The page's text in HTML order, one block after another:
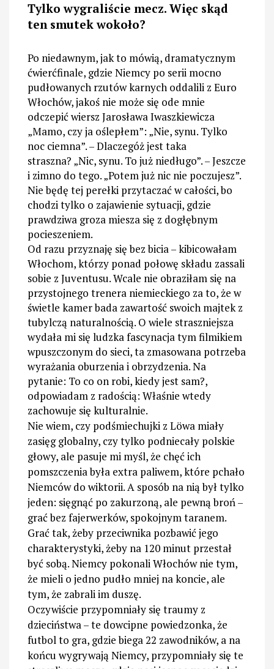
Tylko wygraliście mecz. Więc skąd
ten smutek wokoło?
Po niedawnym, jak to mówią, dramatycznym
ćwierćfinale, gdzie Niemcy po serii mocno
pudłowanych rzutów karnych oddalili z Euro
Włochów, jakoś nie może się ode mnie
odczepić wiersz Jarosława Iwaszkiewicza
„Mamo, czy ja oślepłem”: „Nie, synu. Tylko
noc ciemna”. – Dlaczegóż jest taka
straszna? „Nic, synu. To już niedługo”. – Jeszcze
i zimno do tego. „Potem już nic nie poczujesz”.
Nie będę tej perełki przytaczać w całości, bo
chodzi tylko o zajawienie sytuacji, gdzie
prawdziwa groza miesza się z dogłębnym
pocieszeniem.
Od razu przyznaję się bez bicia – kibicowałam
Włochom, którzy ponad połowę składu zassali
sobie z Juventusu. Wcale nie obraziłam się na
przystojnego trenera niemieckiego za to, że w
świetle kamer bada zawartość swoich majtek z
tubylczą naturalnością. O wiele straszniejsza
wydała mi się ludzka fascynacja tym filmikiem
wpuszczonym do sieci, ta zmasowana potrzeba
wyrażania oburzenia i obrzydzenia. Na
pytanie: To co on robi, kiedy jest sam?,
odpowiadam z radością: Właśnie wtedy
zachowuje się kulturalnie.
Nie wiem, czy podśmiechujki z Löwa miały
zasięg globalny, czy tylko podniecały polskie
głowy, ale pasuje mi myśl, że chęć ich
pomszczenia była extra paliwem, które pchało
Niemców do wiktorii. A sposób na nią był tylko
jeden: sięgnąć po zakurzoną, ale pewną broń –
grać bez fajerwerków, spokojnym taranem.
Grać tak, żeby przeciwnika pozbawić jego
charakterystyki, żeby na 120 minut przestał
być sobą. Niemcy pokonali Włochów nie tym,
że mieli o jedno pudło mniej na koncie, ale
tym, że zabrali im duszę.
Oczywiście przypomniały się traumy z
dzieciństwa – te dowcipne powiedzonka, że
futbol to gra, gdzie biega 22 zawodników, a na
końcu wygrywają Niemcy, przypomniały się te